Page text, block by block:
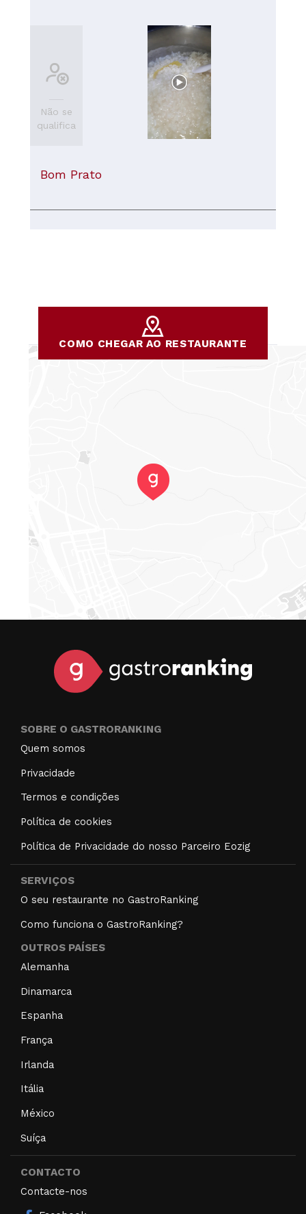
Não se
qualifica
Bom Prato
COMO CHEGAR AO RESTAURANTE
SOBRE O GASTRORANKING
Quem somos
Privacidade
Termos e condições
Política de cookies
Política de Privacidade do nosso Parceiro Eozig
SERVIÇOS
O seu restaurante no GastroRanking
Como funciona o GastroRanking?
OUTROS PAÍSES
Alemanha
Dinamarca
Espanha
França
Irlanda
Itália
México
Suíça
CONTACTO
Contacte-nos